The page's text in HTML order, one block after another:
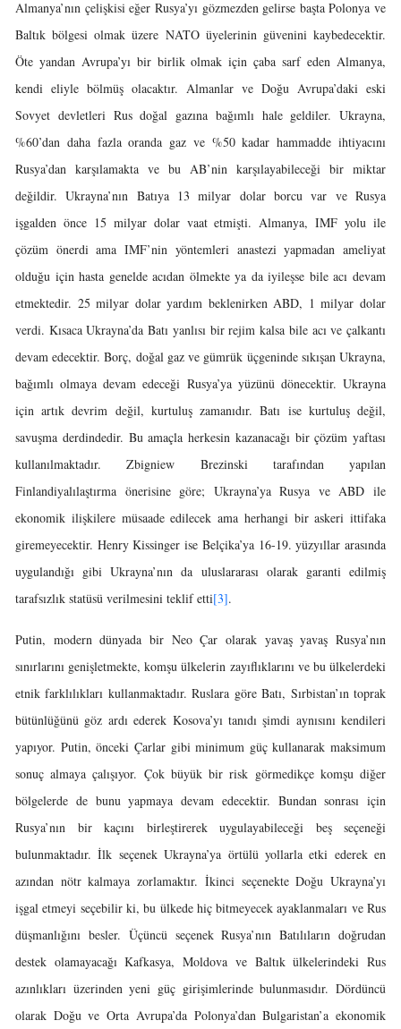
Almanya’nın çelişkisi eğer Rusya’yı gözmezden gelirse başta Polonya ve
Baltık bölgesi olmak üzere NATO üyelerinin güvenini kaybedecektir.
Öte yandan Avrupa’yı bir birlik olmak için çaba sarf eden Almanya,
kendi eliyle bölmüş olacaktır. Almanlar ve Doğu Avrupa’daki eski
Sovyet devletleri Rus doğal gazına bağımlı hale geldiler. Ukrayna,
%60’dan daha fazla oranda gaz ve %50 kadar hammadde ihtiyacını
Rusya’dan karşılamakta ve bu AB’nin karşılayabileceği bir miktar
değildir. Ukrayna’nın Batıya 13 milyar dolar borcu var ve Rusya
işgalden önce 15 milyar dolar vaat etmişti. Almanya, IMF yolu ile
çözüm önerdi ama IMF’nin yöntemleri anastezi yapmadan ameliyat
olduğu için hasta genelde acıdan ölmekte ya da iyileşse bile acı devam
etmektedir. 25 milyar dolar yardım beklenirken ABD, 1 milyar dolar
verdi. Kısaca Ukrayna’da Batı yanlısı bir rejim kalsa bile acı ve çalkantı
devam edecektir. Borç, doğal gaz ve gümrük üçgeninde sıkışan Ukrayna,
bağımlı olmaya devam edeceği Rusya’ya yüzünü dönecektir. Ukrayna
için artık devrim değil, kurtuluş zamanıdır. Batı ise kurtuluş değil,
savuşma derdindedir. Bu amaçla herkesin kazanacağı bir çözüm yaftası
kullanılmaktadır. Zbigniew Brezinski tarafından yapılan
Finlandiyalılaştırma önerisine göre; Ukrayna’ya Rusya ve ABD ile
ekonomik ilişkilere müsaade edilecek ama herhangi bir askeri ittifaka
giremeyecektir. Henry Kissinger ise Belçika’ya 16-19. yüzyıllar arasında
uygulandığı gibi Ukrayna’nın da uluslararası olarak garanti edilmiş
tarafsızlık statüsü verilmesini teklif etti[3].
Putin, modern dünyada bir Neo Çar olarak yavaş yavaş Rusya’nın
sınırlarını genişletmekte, komşu ülkelerin zayıflıklarını ve bu ülkelerdeki
etnik farklılıkları kullanmaktadır. Ruslara göre Batı, Sırbistan’ın toprak
bütünlüğünü göz ardı ederek Kosova’yı tanıdı şimdi aynısını kendileri
yapıyor. Putin, önceki Çarlar gibi minimum güç kullanarak maksimum
sonuç almaya çalışıyor. Çok büyük bir risk görmedikçe komşu diğer
bölgelerde de bunu yapmaya devam edecektir. Bundan sonrası için
Rusya’nın bir kaçını birleştirerek uygulayabileceği beş seçeneği
bulunmaktadır. İlk seçenek Ukrayna’ya örtülü yollarla etki ederek en
azından nötr kalmaya zorlamaktır. İkinci seçenekte Doğu Ukrayna’yı
işgal etmeyi seçebilir ki, bu ülkede hiç bitmeyecek ayaklanmaları ve Rus
düşmanlığını besler. Üçüncü seçenek Rusya’nın Batılıların doğrudan
destek olamayacağı Kafkasya, Moldova ve Baltık ülkelerindeki Rus
azınlıkları üzerinden yeni güç girişimlerinde bulunmasıdır. Dördüncü
olarak Doğu ve Orta Avrupa’da Polonya’dan Bulgaristan’a ekonomik